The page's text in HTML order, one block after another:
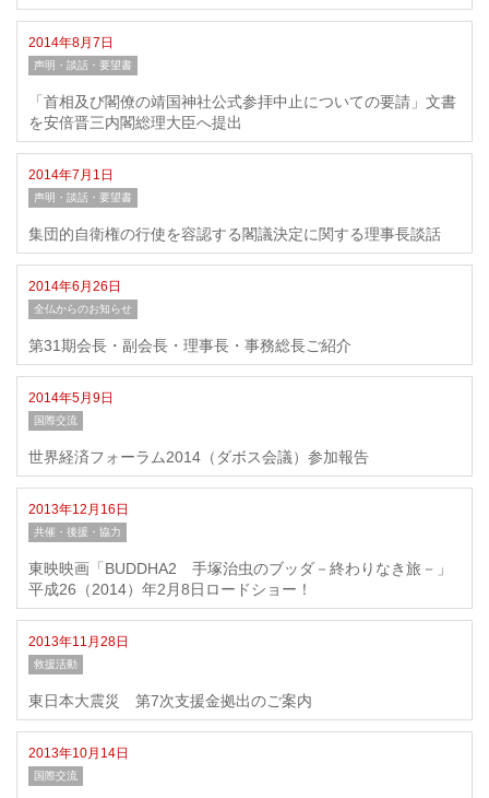
2014年8月7日
声明・談話・要望書
「首相及び閣僚の靖国神社公式参拝中止についての要請」文書
を安倍晋三内閣総理大臣へ提出
2014年7月1日
声明・談話・要望書
集団的自衛権の行使を容認する閣議決定に関する理事長談話
2014年6月26日
全仏からのお知らせ
第31期会長・副会長・理事長・事務総長ご紹介
2014年5月9日
国際交流
世界経済フォーラム2014（ダボス会議）参加報告
2013年12月16日
共催・後援・協力
東映映画「BUDDHA2 手塚治虫のブッダ－終わりなき旅－」
平成26（2014）年2月8日ロードショー！
2013年11月28日
救援活動
東日本大震災 第7次支援金拠出のご案内
2013年10月14日
国際交流